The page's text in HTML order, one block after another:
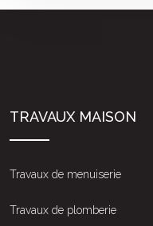
TRAVAUX MAISON
Travaux de menuiserie
Travaux de plomberie